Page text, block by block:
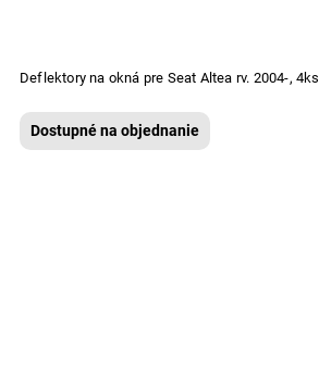
Deflektory na okná pre Seat Altea rv. 2004-, 4ks
Dostupné na objednanie